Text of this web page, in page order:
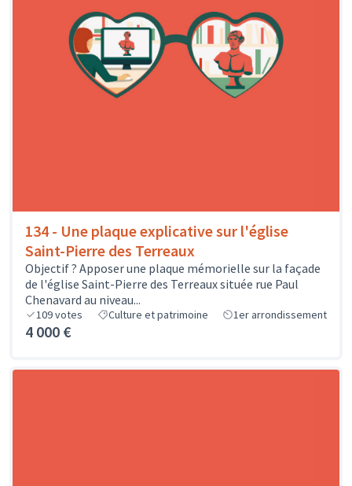
134 - Une plaque explicative sur l'église
Saint-Pierre des Terreaux
Objectif ? Apposer une plaque mémorielle sur la façade
de l'église Saint-Pierre des Terreaux située rue Paul
Chenavard au niveau...
109votes Culture et patrimoine 1er arrondissement
4 000 €